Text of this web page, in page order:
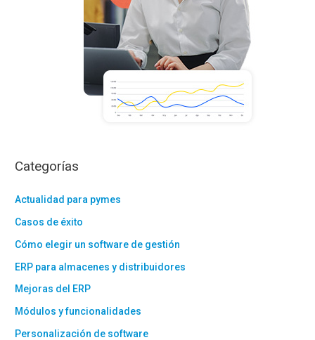
Categorías
Actualidad para pymes
Casos de éxito
Cómo elegir un software de gestión
ERP para almacenes y distribuidores
Mejoras del ERP
Módulos y funcionalidades
Personalización de software